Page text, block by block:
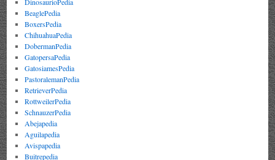
BeaglePedia
BoxersPedia
ChihuahuaPedia
DobermanPedia
GatopersaPedia
GatosiamesPedia
PastoralemanPedia
RetrieverPedia
RottweilerPedia
SchnauzerPedia
Abejapedia
Aguilapedia
Avispapedia
Buitrepedia